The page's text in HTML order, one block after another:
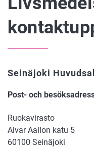
Seinäjoki
Post- och
Ruokavirasto
Alvar Aallon katu 5
60100 Seinäjoki